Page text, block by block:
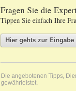
Fragen Sie die
Tippen Sie einfach Ihre
Die angebotenen Tipps,
gewährleistet.